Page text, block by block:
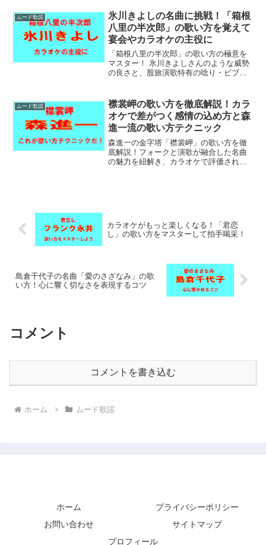
オケで高得点と拍手を両立させる秘訣を
余すところなく公開！
ムード歌謡
氷川きよしの名曲に挑戦！「箱根
八里の半次郎」の歌い方を覚えて
宴会やカラオケの主役に
「箱根八里の半次郎」の歌い方の極意を
マスター！ 氷川きよしさんのような威勢
の良さと、股旅演歌特有の唸り・ビブラ
らやだね」のタメを覚えて、次の宴会の
主役を勝ち取ってください。
ムード歌謡
襟裳岬の歌い方を徹底解説！カラ
オケで差がつく感情の込め方と森
進一流の歌い方テクニック
森進一の金字塔「襟裳岬」の歌い方を徹
底解説！フォークと演歌が融合した名曲
の魅力を紐解き、カラオケで評価される
カラオケがもっと楽しくなる！「君恋
し」の歌い方をマスターして拍手喝采！
島倉千代子の名曲「愛のさざなみ」の歌
い方！心に響く切なさを表現するコツ
コメント
コメントを書き込む
ホーム ムード歌謡
ホーム
プライバシーポリシー
お問い合わせ
サイトマップ
プロフィール